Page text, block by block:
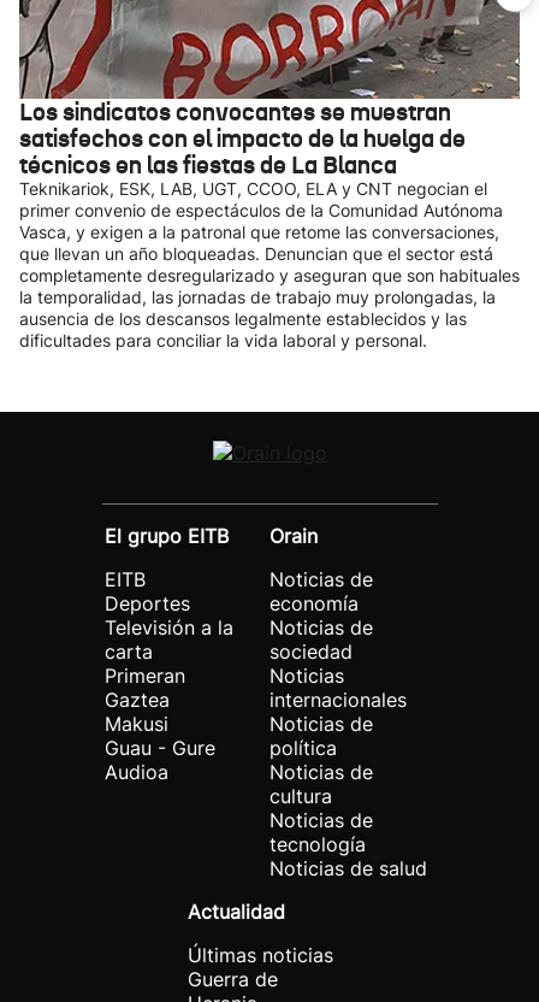
Los sindicatos convocantes se muestran
satisfechos con el impacto de la huelga de
técnicos en las fiestas de La Blanca
Teknikariok, ESK, LAB, UGT, CCOO, ELA y CNT negocian el
primer convenio de espectáculos de la Comunidad Autónoma
Vasca, y exigen a la patronal que retome las conversaciones,
que llevan un año bloqueadas. Denuncian que el sector está
completamente desregularizado y aseguran que son habituales
la temporalidad, las jornadas de trabajo muy prolongadas, la
ausencia de los descansos legalmente establecidos y las
dificultades para conciliar la vida laboral y personal.
El grupo EITB
EITB
Deportes
Televisión a la
carta
Primeran
Gaztea
Makusi
Guau - Gure
Audioa
Orain
Noticias de
economía
Noticias de
sociedad
Noticias
internacionales
Noticias de
política
Noticias de
cultura
Noticias de
tecnología
Noticias de salud
Actualidad
Últimas noticias
Guerra de